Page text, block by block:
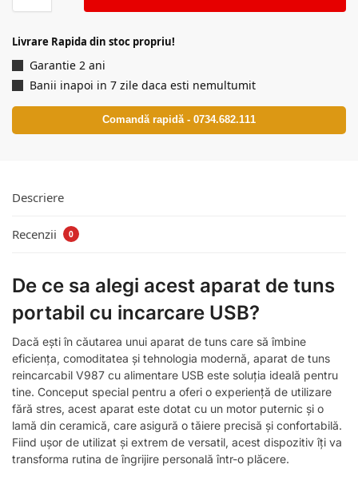
Livrare Rapida din stoc propriu!
Garantie 2 ani
Banii inapoi in 7 zile daca esti nemultumit
Comandă rapidă - 0734.682.111
Descriere
Recenzii 0
De ce sa alegi acest aparat de tuns
portabil cu incarcare USB?
Dacă ești în căutarea unui aparat de tuns care să îmbine
eficiența, comoditatea și tehnologia modernă, aparat de tuns
reincarcabil V987 cu alimentare USB este soluția ideală pentru
tine. Conceput special pentru a oferi o experiență de utilizare
fără stres, acest aparat este dotat cu un motor puternic și o
lamă din ceramică, care asigură o tăiere precisă și confortabilă.
Fiind ușor de utilizat și extrem de versatil, acest dispozitiv îți va
transforma rutina de îngrijire personală într-o plăcere.